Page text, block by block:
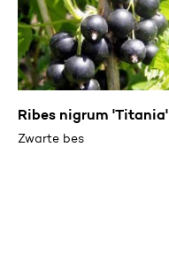
Ribes nigrum 'Titania'
Zwarte bes